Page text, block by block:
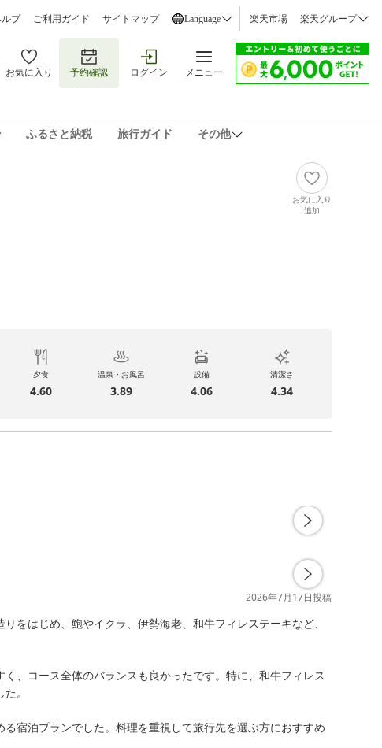
プ ご利用ガイド サイトマップ Language 楽天市場 楽天グループ
お気に入り 予約確認 ログイン メニュー
ふるさと納税 旅行ガイド その他
お気に入り
追加
夕食
4.60
温泉・お風呂
3.89
設備
4.06
清潔さ
4.34
2026年7月17日投稿
をはじめ、鮑やイクラ、伊勢海老、和牛フィレステーキなど、
、コース全体のバランスも良かったです。特に、和牛フィレス
。
宿泊プランでした。料理を重視して旅行先を選ぶ方におすすめ